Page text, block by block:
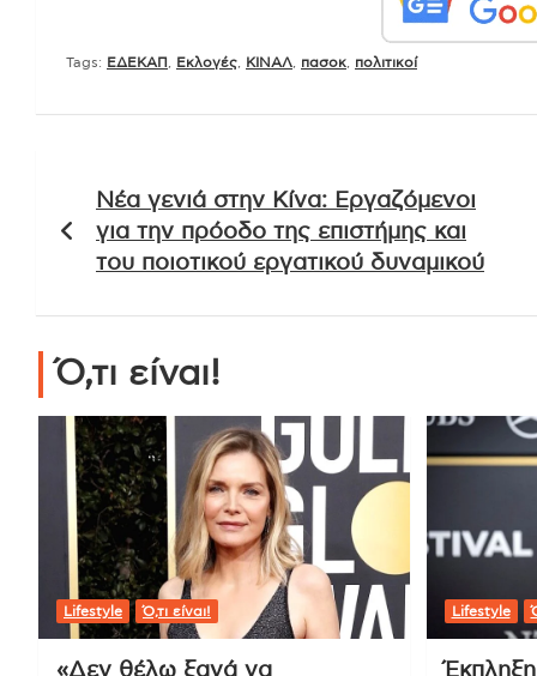
Tags: ΕΔΕΚΑΠ Εκλογές ΚΙΝΑΛ πασοκ πολιτικοί
άρθρων
Νέα γενιά στην Κίνα: Εργαζόμενοι
για την πρόοδο της επιστήμης και
του ποιοτικού εργατικού δυναμικού
Ό,τι είναι!
Lifestyle Ό,τι είναι!
«Δεν θέλω ξανά να
Lifestyle